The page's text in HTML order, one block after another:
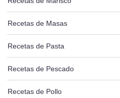
Recetas de Masas
Recetas de Pasta
Recetas de Pescado
Recetas de Pollo